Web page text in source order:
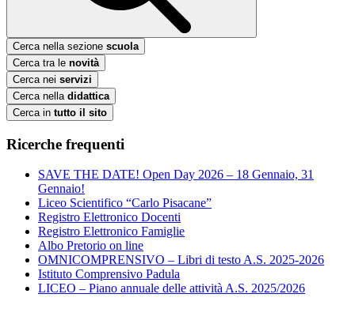
Cerca nella sezione scuola
Cerca tra le novità
Cerca nei servizi
Cerca nella didattica
Cerca in tutto il sito
Ricerche frequenti
SAVE THE DATE! Open Day 2026 – 18 Gennaio, 31
Gennaio!
Liceo Scientifico “Carlo Pisacane”
Registro Elettronico Docenti
Registro Elettronico Famiglie
Albo Pretorio on line
OMNICOMPRENSIVO – Libri di testo A.S. 2025-2026
Istituto Comprensivo Padula
LICEO – Piano annuale delle attività A.S. 2025/2026